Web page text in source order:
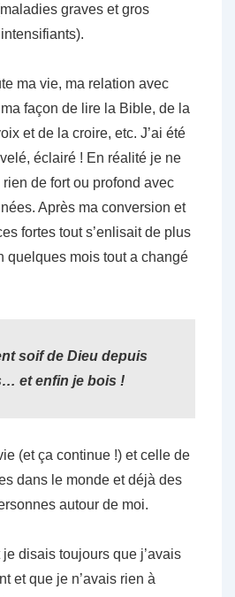
graves et gros
ma vie, ma relation avec
façon de lire la Bible, de la
et de la croire, etc. J’ai été
éclairé ! En réalité je ne
de fort ou profond avec
Après ma conversion et
fortes tout s’enlisait de plus
quelques mois tout a changé
soif de Dieu depuis
et enfin je bois !
(et ça continue !) et celle de
dans le monde et déjà des
autour de moi.
disais toujours que j’avais
et que je n’avais rien à